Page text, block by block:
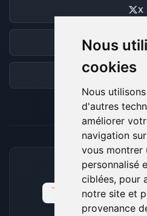
Nous
cookies
Nous
d'autres
améliorer
navigation
vous montrer
personnalisé
ciblées, pour
notre site et
provenance
X
MOYENS DE